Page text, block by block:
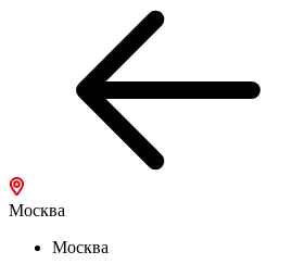
Москва
Москва